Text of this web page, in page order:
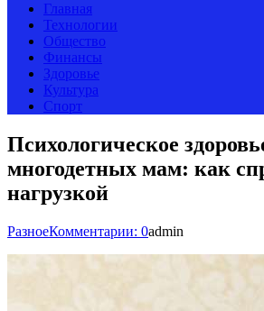
Главная
Технологии
Общество
Финансы
Здоровье
Культура
Спорт
Психологическое
многодетных мам: как
нагрузкой
РазноеКомментарии: 0admin